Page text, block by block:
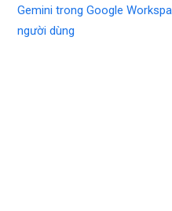
Gemini trong Google
người dùng